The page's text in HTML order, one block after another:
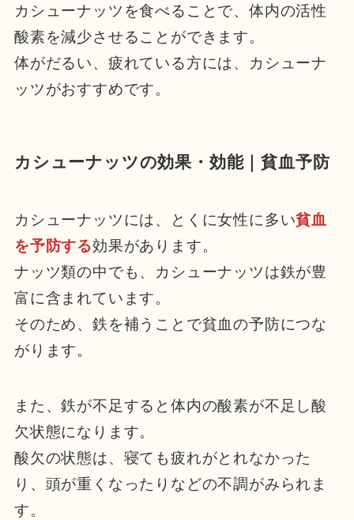
カシューナッツを食べることで、体内の活性
酸素を減少させることができます。
体がだるい、疲れている方には、カシューナ
ッツがおすすめです。
カシューナッツの効果・効能｜貧血予防
カシューナッツには、とくに女性に多い貧血
を予防する効果があります。
ナッツ類の中でも、カシューナッツは鉄が豊
富に含まれています。
そのため、鉄を補うことで貧血の予防につな
がります。
また、鉄が不足すると体内の酸素が不足し酸
欠状態になります。
酸欠の状態は、寝ても疲れがとれなかった
り、頭が重くなったりなどの不調がみられま
す。